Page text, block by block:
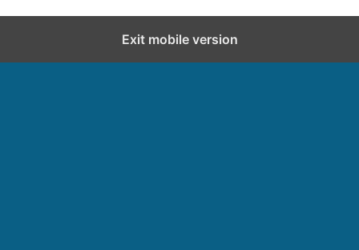
Exit mobile version